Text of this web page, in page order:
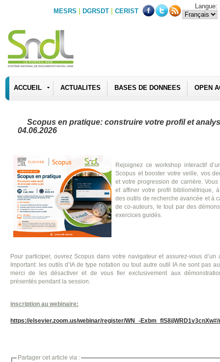
MESRS | DGRSDT | CERIST
Langue:
ACCUEIL ACTUALITES BASES DE DONNEES OPEN
Scopus en pratique: construire votre profil et
04.06.2026
Rejoignez ce workshop interactif
Scopus et booster votre veille, vos
et votre progression de carrière.
et affiner votre profil bibliométrique,
des outils de recherche avancée et à
de co-auteurs, le tout par des
exercices guidés.
Pour participer, ouvrez Scopus dans votre navigateur et assurez-vous d’un
Important: les outils d’IA de type notation ou tout autre outil IA ne sont pas
merci de les désactiver et de vous fier exclusivement aux
présentés pendant la session.
inscription au webinaire:
https://elsevier.zoom.us/webinar/register/WN_-
Partager cet article via :